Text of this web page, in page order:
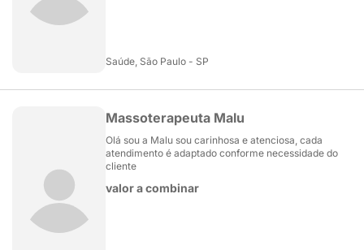
Saúde, São Paulo - SP
Massoterapeuta Malu
Olá sou a Malu sou carinhosa e atenciosa, cada
atendimento é adaptado conforme necessidade do
cliente
valor a combinar